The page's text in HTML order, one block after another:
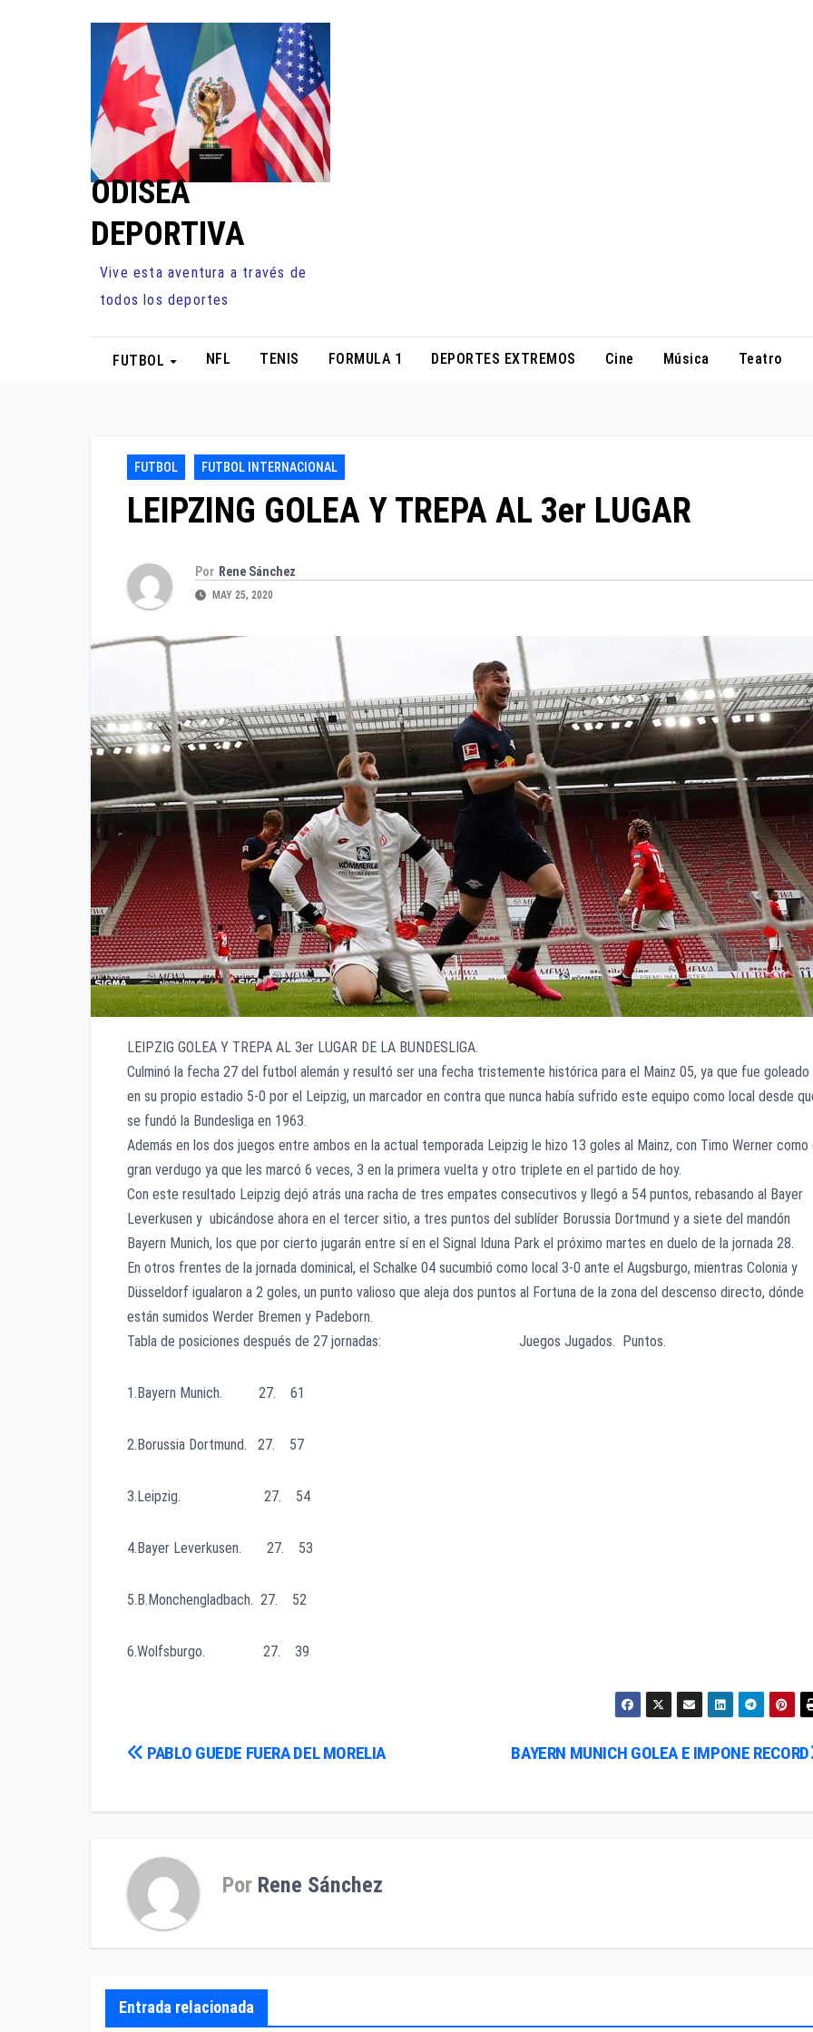
ODISEA
DEPORTIVA
Vive esta aventura a través de
todos los deportes
FUTBOL NFL TENIS FORMULA 1 DEPORTES EXTREMOS Cine Música Teatro
FUTBOL FUTBOL INTERNACIONAL
LEIPZING GOLEA Y TREPA AL 3er LUGAR
Por Rene Sánchez
MAY 25, 2020
LEIPZIG GOLEA Y TREPA AL 3er LUGAR DE LA BUNDESLIGA.
Culminó la fecha 27 del futbol alemán y resultó ser una fecha tristemente histórica para el Mainz 05, ya que fue goleado
en su propio estadio 5-0 por el Leipzig, un marcador en contra que nunca había sufrido este equipo como local desde
se fundó la Bundesliga en 1963.
Además en los dos juegos entre ambos en la actual temporada Leipzig le hizo 13 goles al Mainz, con Timo Werner como
gran verdugo ya que les marcó 6 veces, 3 en la primera vuelta y otro triplete en el partido de hoy.
Con este resultado Leipzig dejó atrás una racha de tres empates consecutivos y llegó a 54 puntos, rebasando al Bayer
Leverkusen y ubicándose ahora en el tercer sitio, a tres puntos del sublíder Borussia Dortmund y a siete del mandón
Bayern Munich, los que por cierto jugarán entre sí en el Signal Iduna Park el próximo martes en duelo de la jornada 28.
En otros frentes de la jornada dominical, el Schalke 04 sucumbió como local 3-0 ante el Augsburgo, mientras Colonia y
Düsseldorf igualaron a 2 goles, un punto valioso que aleja dos puntos al Fortuna de la zona del descenso directo, dónde
están sumidos Werder Bremen y Padeborn.
Tabla de posiciones después de 27 jornadas: Juegos Jugados. Puntos.
1.Bayern Munich. 27. 61
2.Borussia Dortmund. 27. 57
3.Leipzig. 27. 54
4.Bayer Leverkusen. 27. 53
5.B.Monchengladbach. 27. 52
6.Wolfsburgo. 27. 39
Navegación
BAYERN MUNICH GOLEA E IMPONE RECORD
PABLO GUEDE FUERA DEL MORELIA
Por Rene Sánchez
Entrada relacionada